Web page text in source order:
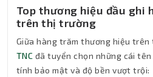
Top thương hiệu đầu ghi
trên thị trường
Giữa hàng trăm thương hiệu
TNC đã tuyển chọn những cái
tính bảo mật và độ bền vượt trội: